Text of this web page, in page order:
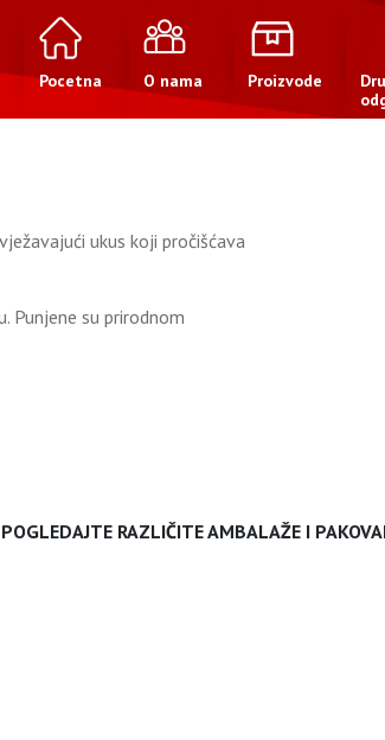
Pocetna O nama Proizvode
ukus koji pročišćava
Punjene su prirodnom
POGLEDAJTE RAZLIČITE AMBALAŽE I